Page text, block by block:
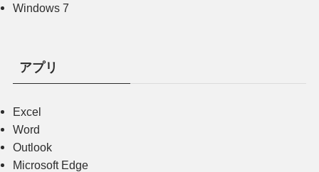
Windows 7
アプリ
Excel
Word
Outlook
Microsoft Edge